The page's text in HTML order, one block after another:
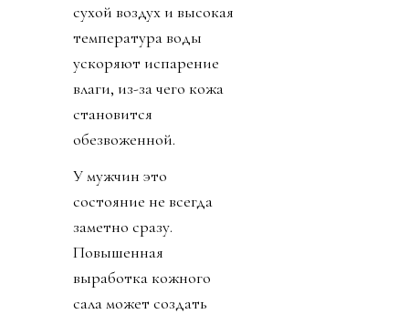
сухой воздух и высокая
температура воды
ускоряют испарение
влаги, из-за чего кожа
становится
обезвоженной.
У мужчин это
состояние не всегда
заметно сразу.
Повышенная
выработка кожного
сала может создать